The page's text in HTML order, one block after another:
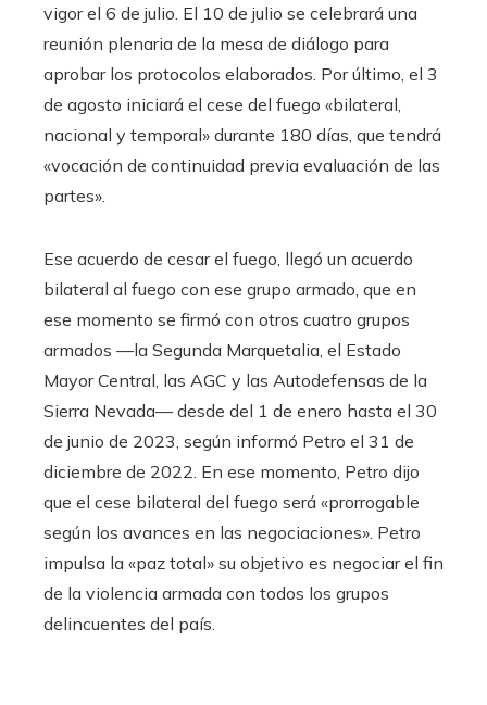
vigor el 6 de julio. El 10 de julio se celebrará una
reunión plenaria de la mesa de diálogo para
aprobar los protocolos elaborados. Por último, el 3
de agosto iniciará el cese del fuego «bilateral,
nacional y temporal» durante 180 días, que tendrá
«vocación de continuidad previa evaluación de las
partes».
Ese acuerdo de cesar el fuego, llegó un acuerdo
bilateral al fuego con ese grupo armado, que en
ese momento se firmó con otros cuatro grupos
armados —la Segunda Marquetalia, el Estado
Mayor Central, las AGC y las Autodefensas de la
Sierra Nevada— desde del 1 de enero hasta el 30
de junio de 2023, según informó Petro el 31 de
diciembre de 2022. En ese momento, Petro dijo
que el cese bilateral del fuego será «prorrogable
según los avances en las negociaciones». Petro
impulsa la «paz total» su objetivo es negociar el fin
de la violencia armada con todos los grupos
delincuentes del país.